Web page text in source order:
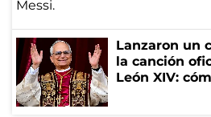
Lanzaron un
la canción
León XIV: